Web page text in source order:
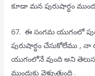
కూడా మన పురుషార్ధం
67. ఈ సంగమ యుగంలో
పురుషార్ధం చేసుకోలేము ,
యుగంలోనే వుంది అని
ముందుకు వెళ్ళుతుంది .